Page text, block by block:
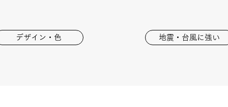
デザイン・色 地震・台風に強い